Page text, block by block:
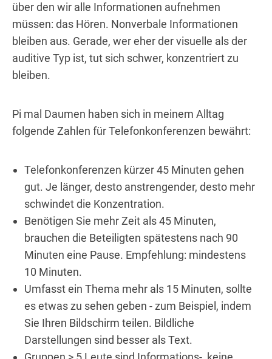
über den wir alle Informationen aufnehmen
müssen: das Hören. Nonverbale Informationen
bleiben aus. Gerade, wer eher der visuelle als der
auditive Typ ist, tut sich schwer, konzentriert zu
bleiben.
Pi mal Daumen haben sich in meinem Alltag
folgende Zahlen für Telefonkonferenzen bewährt:
Telefonkonferenzen kürzer 45 Minuten gehen
gut. Je länger, desto anstrengender, desto mehr
schwindet die Konzentration.
Benötigen Sie mehr Zeit als 45 Minuten,
brauchen die Beteiligten spätestens nach 90
Minuten eine Pause. Empfehlung: mindestens
10 Minuten.
Umfasst ein Thema mehr als 15 Minuten, sollte
es etwas zu sehen geben - zum Beispiel, indem
Sie Ihren Bildschirm teilen. Bildliche
Darstellungen sind besser als Text.